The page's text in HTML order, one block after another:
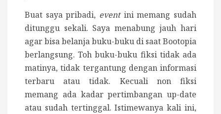
Buat saya pribadi, eventini memang sudah
ditunggu sekali. Saya menabung jauh hari
agar bisa belanja buku-buku di saat Bootopia
berlangsung. Toh buku-buku fiksi tidak ada
matinya, tidak tergantung dengan informasi
terbaru atau tidak. Kecuali non fiksi
memang ada kadar pertimbangan up-date
atau sudah tertinggal.Istimewanya kali ini,